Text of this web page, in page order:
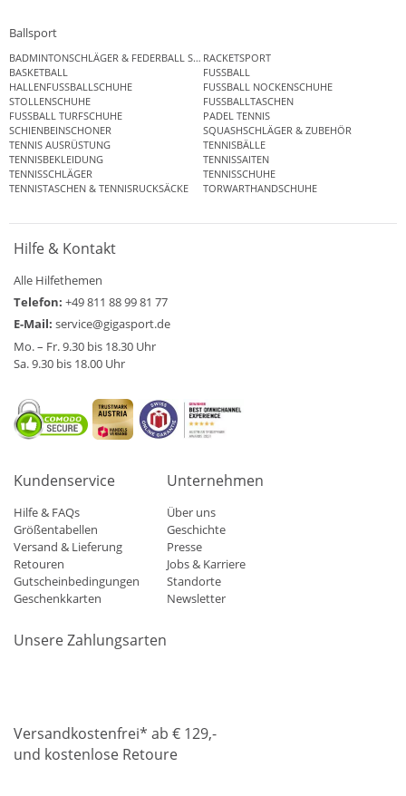
Ballsport
BADMINTONSCHLÄGER & FEDERBALL SETSRACKETSPORT
BASKETBALL
FUSSBALL
HALLENFUSSBALLSCHUHE
FUSSBALL NOCKENSCHUHE
STOLLENSCHUHE
FUSSBALLTASCHEN
FUSSBALL TURFSCHUHE
PADEL TENNIS
SCHIENBEINSCHONER
SQUASHSCHLÄGER & ZUBEHÖR
TENNIS AUSRÜSTUNG
TENNISBÄLLE
TENNISBEKLEIDUNG
TENNISSAITEN
TENNISSCHLÄGER
TENNISSCHUHE
TENNISTASCHEN & TENNISRUCKSÄCKE
TORWARTHANDSCHUHE
Hilfe & Kontakt
Alle Hilfethemen
Telefon: +49 811 88 99 81 77
E-Mail: service@gigasport.de
Mo. – Fr. 9.30 bis 18.30 Uhr
Sa. 9.30 bis 18.00 Uhr
Kundenservice
Hilfe & FAQs
Größentabellen
Versand & Lieferung
Retouren
Gutscheinbedingungen
Geschenkkarten
Unternehmen
Über uns
Geschichte
Presse
Jobs & Karriere
Standorte
Newsletter
Unsere Zahlungsarten
Versandkostenfrei* ab € 129,-
und kostenlose Retoure